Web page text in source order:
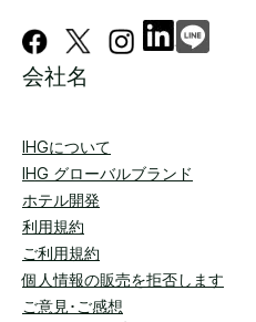
会社名
IHGについて
IHG グローバルブランド
ホテル開発
利用規約
ご利用規約
個人情報の販売を拒否します
ご意見･ご感想